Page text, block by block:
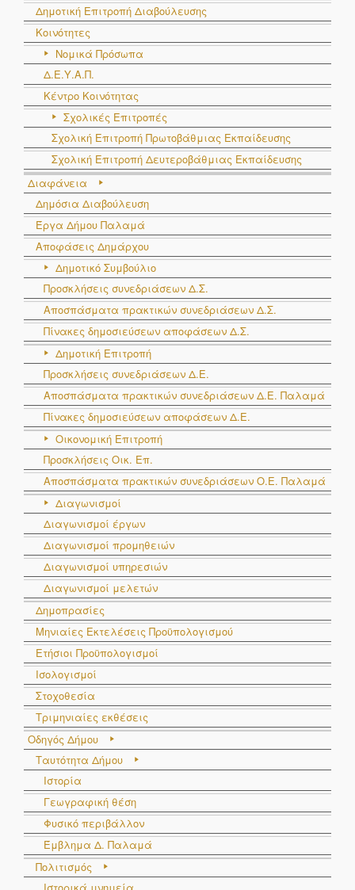
Δημοτική Επιτροπή Διαβούλευσης
Κοινότητες
Νομικά Πρόσωπα
Δ.Ε.Υ.Α.Π.
Κέντρο Κοινότητας
Σχολικές Επιτροπές
Σχολική Επιτροπή Πρωτοβάθμιας Εκπαίδευσης
Σχολική Επιτροπή Δευτεροβάθμιας Εκπαίδευσης
Διαφάνεια
Δημόσια Διαβούλευση
Έργα Δήμου Παλαμά
Αποφάσεις Δημάρχου
Δημοτικό Συμβούλιο
Προσκλήσεις συνεδριάσεων Δ.Σ.
Αποσπάσματα πρακτικών συνεδριάσεων Δ.Σ.
Πίνακες δημοσιεύσεων αποφάσεων Δ.Σ.
Δημοτική Επιτροπή
Προσκλήσεις συνεδριάσεων Δ.Ε.
Αποσπάσματα πρακτικών συνεδριάσεων Δ.E. Παλαμά
Πίνακες δημοσιεύσεων αποφάσεων Δ.Ε.
Οικονομική Επιτροπή
Προσκλήσεις Οικ. Επ.
Αποσπάσματα πρακτικών συνεδριάσεων Ο.E. Παλαμά
Διαγωνισμοί
Διαγωνισμοί έργων
Διαγωνισμοί προμηθειών
Διαγωνισμοί υπηρεσιών
Διαγωνισμοί μελετών
Δημοπρασίες
Μηνιαίες Εκτελέσεις Προϋπολογισμού
Ετήσιοι Προϋπολογισμοί
Ισολογισμοί
Στοχοθεσία
Τριμηνιαίες εκθέσεις
Οδηγός Δήμου
Ταυτότητα Δήμου
Ιστορία
Γεωγραφική θέση
Φυσικό περιβάλλον
Έμβλημα Δ. Παλαμά
Πολιτισμός
Ιστορικά μνημεία